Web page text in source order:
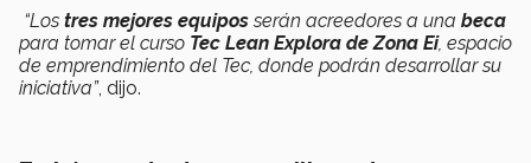
“Los tres mejores equiposserán acreedores a una beca
para tomar el curso Tec Lean Explora de Zona Ei, espacio
de emprendimiento del Tec, donde podrán desarrollar su
iniciativa”, dijo.